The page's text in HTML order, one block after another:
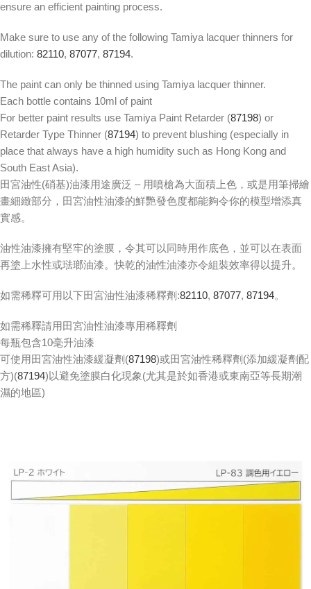
ensure an efficient painting process.
Make sure to use any of the following Tamiya lacquer thinners for
dilution: 82110, 87077, 87194.
The paint can only be thinned using Tamiya lacquer thinner.
Each bottle contains 10ml of paint
For better paint results use Tamiya Paint Retarder (87198) or
Retarder Type Thinner (87194) to prevent blushing (especially in
place that always have a high humidity such as Hong Kong and
South East Asia).
田宮油性(硝基)油漆用途廣泛 – 用噴槍為大面積上色，或是用筆掃繪
畫細緻部分，田宮油性油漆的鮮艷發色度都能夠令你的模型增添真
實感。
油性油漆擁有堅牢的塗膜，令其可以同時用作底色，並可以在表面
再塗上水性或琺瑯油漆。快乾的油性油漆亦令組裝效率得以提升。
如需稀釋可用以下田宮油性油漆稀釋劑:82110, 87077, 87194。
如需稀釋請用田宮油性油漆專用稀釋劑
每瓶包含10毫升油漆
可使用田宮油性油漆緩凝劑(87198)或田宮油性稀釋劑(添加緩凝劑配
方)(87194)以避免塗膜白化現象(尤其是於如香港或東南亞等長期潮
濕的地區)